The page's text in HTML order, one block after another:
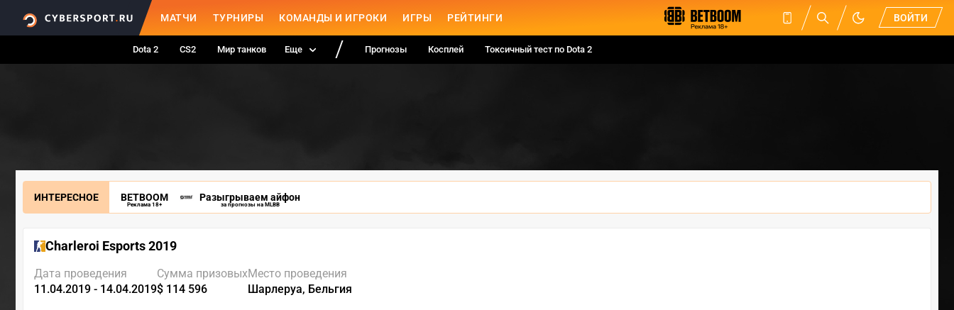
МАТЧИ ТУРНИРЫ КОМАНДЫ И ИГРОКИ ИГРЫ РЕЙТИНГИ ВОЙТИ
Dota 2 CS2 Мир танков Еще Прогнозы Косплей Токсичный тест по Dota 2
ИНТЕРЕСНОЕ BETBOOM
Реклама 18+
Разыгрываем айфон
за прогнозы на MLBB
Charleroi Esports 2019
Дата проведения
11.04.2019 - 14.04.2019
Сумма призовых
$ 114 596
Место проведения
Шарлеруа, Бельгия